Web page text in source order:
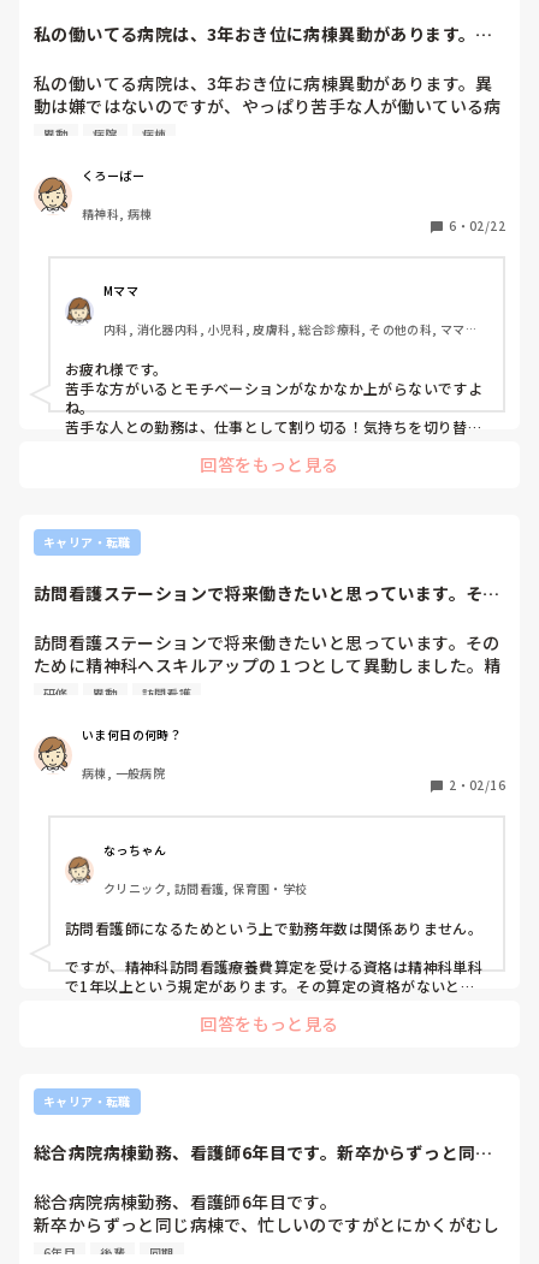
私の働いてる病院は、3年おき位に病棟異動があります。異
私の働いてる病院は、3年おき位に病棟異動があります。異
動は嫌ではないのですが、やっぱり苦手な人が働いている病
棟に異動が決まると働く気が落ちますね…。
か？
アドバイスお願い致します‼︎
異動 病院 病棟
くろーばー
精神科, 病棟
6 ・ 02/22
Mママ
内科, 消化器内科, 小児科, 皮膚科, 総合診療科, その他の科, ママナ
お疲れ様です。
苦手な方がいるとモチベーションがなかなか上がらないですよ
ね。
苦手な人との勤務は、仕事として割り切る！気持ちを切り替え
回答をもっと見る
キャリア・転職
訪問看護ステーションで将来働きたいと思っています。その
訪問看護ステーションで将来働きたいと思っています。その
ために精神科へスキルアップの１つとして異動しました。精
神科経験のない方は研修を受けて訪問にいっていると聞きま
いのでしょうか。
のでしょうか。
研修 異動 訪問看護
いま何日の何時？
病棟, 一般病院
2 ・ 02/16
なっちゃん
クリニック, 訪問看護, 保育園・学校
訪問看護師になるためという上で勤務年数は関係ありません。
ですが、精神科訪問看護療養費算定を受ける資格は精神科単科
で1年以上という規定があります。その算定の資格がないと精
求が出来ません。精神疾患がありながらもメインが内科疾患で
訪問看護に転職し、精神科訪問看護をする場合は精神科に勤務
していたという在職証明が必要です。また、精神科訪問看護を
ができませんので、面接時にご確認ください。
詳しくは精神科訪問看護療養費算定で検索してみてください。
回答をもっと見る
キャリア・転職
総合病院病棟勤務、看護師6年目です。新卒からずっと同じ
総合病院病棟勤務、看護師6年目です。
新卒からずっと同じ病棟で、忙しいのですがとにかくがむし
ゃらに頑張ってきました。
6年目 後輩 同期